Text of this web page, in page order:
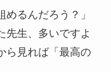
めるんだろう？」
先生、多いですよ
ら見れば「最高の